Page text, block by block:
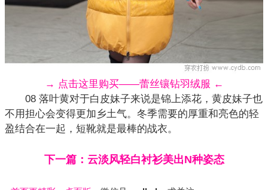
→ 点击这里购买——蕾丝镶钻羽绒服 ←
08 落叶黄对于白皮妹子来说是锦上添花，黄皮妹子也
不用担心会变得更加乡土气。冬季需要的厚重和亮色的轻
盈结合在一起，短靴就是最棒的战衣。
下一篇：云淡风轻白衬衫美出N种姿态